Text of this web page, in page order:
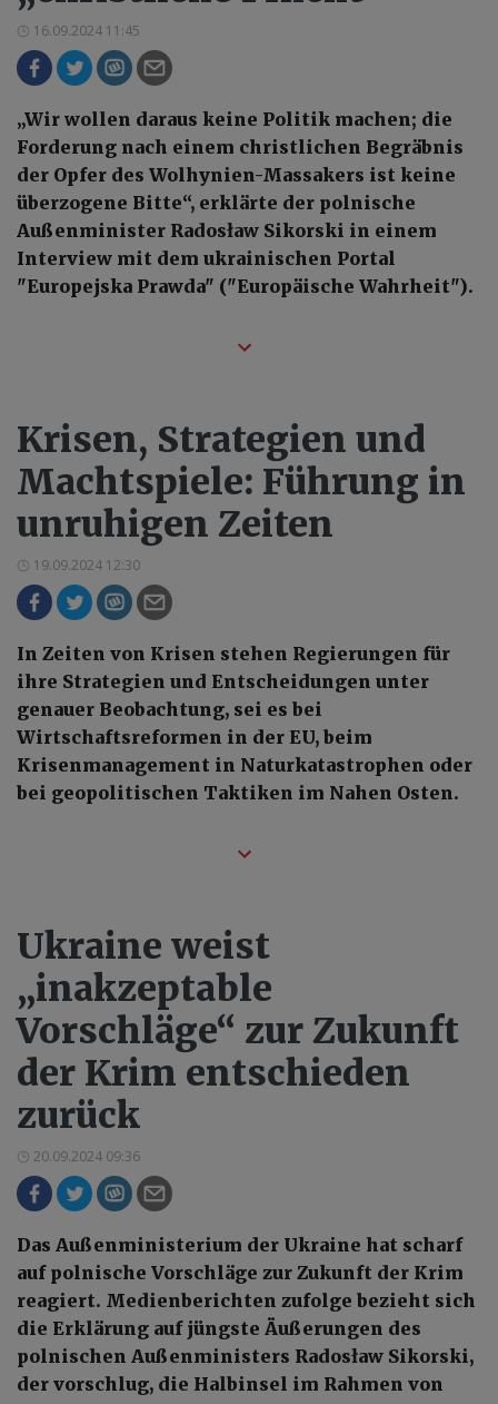
16.09.2024 11:45
„Wir wollen daraus keine Politik machen; die
Forderung nach einem christlichen Begräbnis
der Opfer des Wolhynien-Massakers ist keine
überzogene Bitte“, erklärte der polnische
Außenminister Radosław Sikorski in einem
Interview mit dem ukrainischen Portal
"Europejska Prawda" ("Europäische Wahrheit").
Krisen, Strategien und
Machtspiele: Führung in
unruhigen Zeiten
19.09.2024 12:30
In Zeiten von Krisen stehen Regierungen für
ihre Strategien und Entscheidungen unter
genauer Beobachtung, sei es bei
Wirtschaftsreformen in der EU, beim
Krisenmanagement in Naturkatastrophen oder
bei geopolitischen Taktiken im Nahen Osten.
Ukraine weist
„inakzeptable
Vorschläge“ zur Zukunft
der Krim entschieden
zurück
20.09.2024 09:36
Das Außenministerium der Ukraine hat scharf
auf polnische Vorschläge zur Zukunft der Krim
reagiert. Medienberichten zufolge bezieht sich
die Erklärung auf jüngste Äußerungen des
polnischen Außenministers Radosław Sikorski,
der vorschlug, die Halbinsel im Rahmen von